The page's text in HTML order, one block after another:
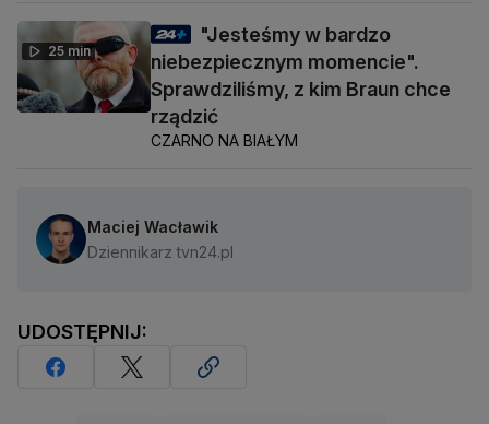
25 min
"Jesteśmy w bardzo
niebezpiecznym momencie".
Sprawdziliśmy, z kim Braun chce
rządzić
CZARNO NA BIAŁYM
Maciej Wacławik
Dziennikarz tvn24.pl
UDOSTĘPNIJ: